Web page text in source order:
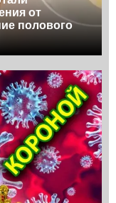
от
полового